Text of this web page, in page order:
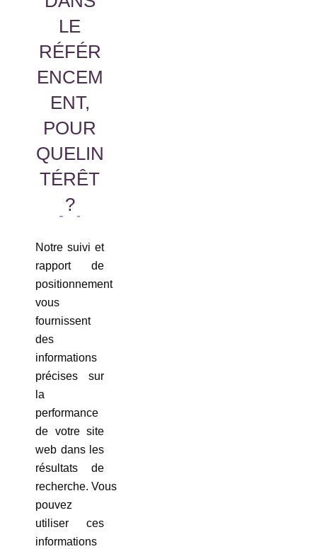
LE
RÉFÉR
ENCEM
ENT,
POUR
QUELIN
TÉRÊT
?
Notre suivi et
rapport de
positionnement
vous
fournissent
des
informations
précises sur
la
performance
de votre site
web dans les
résultats de
recherche. Vous
pouvez
utiliser ces
informations